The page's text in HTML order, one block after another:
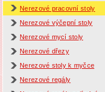
Nerezové pracovní stoly
Nerezové výčepní stoly
Nerezové mycí stoly
Nerezové dřezy
Nerezové stoly k myčce
Nerezové regály